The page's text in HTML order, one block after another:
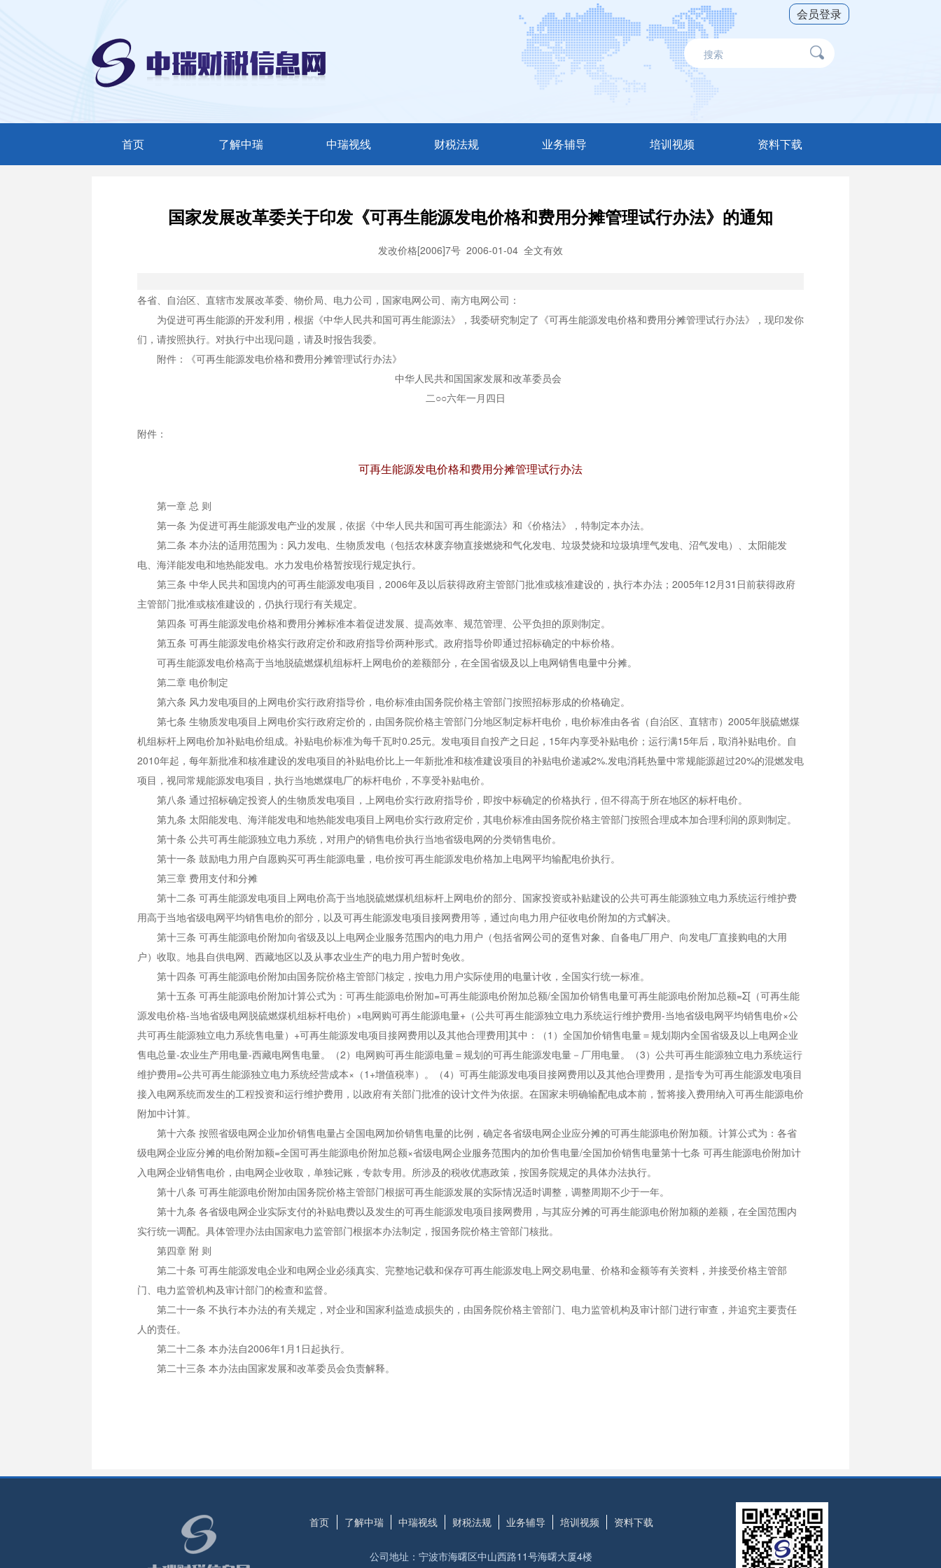
会员登录
首页 了解中瑞
服务范围
中瑞视线
中瑞动态
财税法规
财会法规
业务辅导
财税文苑
培训视频 资料下载
工具软件
国家发展改革委关于印发《可再生能源发电价格和费用分摊管理试行办法》的通知
发改价格[2006]7号 2006-01-04 全文有效
各省、自治区、直辖市发展改革委、物价局、电力公司，国家电网公司、南方电网公司：
为促进可再生能源的开发利用，根据《中华人民共和国可再生能源法》，我委研究制定了《可再生能源发电价格和费用分摊管理试行办法》，现印发你
们，请按照执行。对执行中出现问题，请及时报告我委。
附件：《可再生能源发电价格和费用分摊管理试行办法》
中华人民共和国国家发展和改革委员会
二○○六年一月四日
附件：
可再生能源发电价格和费用分摊管理试行办法
第一章 总 则
第一条 为促进可再生能源发电产业的发展，依据《中华人民共和国可再生能源法》和《价格法》，特制定本办法。
第二条 本办法的适用范围为：风力发电、生物质发电（包括农林废弃物直接燃烧和气化发电、垃圾焚烧和垃圾填埋气发电、沼气发电）、太阳能发
电、海洋能发电和地热能发电。水力发电价格暂按现行规定执行。
第三条 中华人民共和国境内的可再生能源发电项目，2006年及以后获得政府主管部门批准或核准建设的，执行本办法；2005年12月31日前获得政府
主管部门批准或核准建设的，仍执行现行有关规定。
第四条 可再生能源发电价格和费用分摊标准本着促进发展、提高效率、规范管理、公平负担的原则制定。
第五条 可再生能源发电价格实行政府定价和政府指导价两种形式。政府指导价即通过招标确定的中标价格。
可再生能源发电价格高于当地脱硫燃煤机组标杆上网电价的差额部分，在全国省级及以上电网销售电量中分摊。
第二章 电价制定
第六条 风力发电项目的上网电价实行政府指导价，电价标准由国务院价格主管部门按照招标形成的价格确定。
第七条 生物质发电项目上网电价实行政府定价的，由国务院价格主管部门分地区制定标杆电价，电价标准由各省（自治区、直辖市）2005年脱硫燃煤
机组标杆上网电价加补贴电价组成。补贴电价标准为每千瓦时0.25元。发电项目自投产之日起，15年内享受补贴电价；运行满15年后，取消补贴电价。自
2010年起，每年新批准和核准建设的发电项目的补贴电价比上一年新批准和核准建设项目的补贴电价递减2%.发电消耗热量中常规能源超过20%的混燃发电
项目，视同常规能源发电项目，执行当地燃煤电厂的标杆电价，不享受补贴电价。
第八条 通过招标确定投资人的生物质发电项目，上网电价实行政府指导价，即按中标确定的价格执行，但不得高于所在地区的标杆电价。
第九条 太阳能发电、海洋能发电和地热能发电项目上网电价实行政府定价，其电价标准由国务院价格主管部门按照合理成本加合理利润的原则制定。
第十条 公共可再生能源独立电力系统，对用户的销售电价执行当地省级电网的分类销售电价。
第十一条 鼓励电力用户自愿购买可再生能源电量，电价按可再生能源发电价格加上电网平均输配电价执行。
第三章 费用支付和分摊
第十二条 可再生能源发电项目上网电价高于当地脱硫燃煤机组标杆上网电价的部分、国家投资或补贴建设的公共可再生能源独立电力系统运行维护费
用高于当地省级电网平均销售电价的部分，以及可再生能源发电项目接网费用等，通过向电力用户征收电价附加的方式解决。
第十三条 可再生能源电价附加向省级及以上电网企业服务范围内的电力用户（包括省网公司的趸售对象、自备电厂用户、向发电厂直接购电的大用
户）收取。地县自供电网、西藏地区以及从事农业生产的电力用户暂时免收。
第十四条 可再生能源电价附加由国务院价格主管部门核定，按电力用户实际使用的电量计收，全国实行统一标准。
第十五条 可再生能源电价附加计算公式为：可再生能源电价附加=可再生能源电价附加总额/全国加价销售电量可再生能源电价附加总额=Σ[（可再生能
源发电价格-当地省级电网脱硫燃煤机组标杆电价）×电网购可再生能源电量+（公共可再生能源独立电力系统运行维护费用-当地省级电网平均销售电价×公
共可再生能源独立电力系统售电量）+可再生能源发电项目接网费用以及其他合理费用]其中：（1）全国加价销售电量＝规划期内全国省级及以上电网企业
售电总量-农业生产用电量-西藏电网售电量。（2）电网购可再生能源电量＝规划的可再生能源发电量－厂用电量。（3）公共可再生能源独立电力系统运行
维护费用=公共可再生能源独立电力系统经营成本×（1+增值税率）。（4）可再生能源发电项目接网费用以及其他合理费用，是指专为可再生能源发电项目
接入电网系统而发生的工程投资和运行维护费用，以政府有关部门批准的设计文件为依据。在国家未明确输配电成本前，暂将接入费用纳入可再生能源电价
附加中计算。
第十六条 按照省级电网企业加价销售电量占全国电网加价销售电量的比例，确定各省级电网企业应分摊的可再生能源电价附加额。计算公式为：各省
级电网企业应分摊的电价附加额=全国可再生能源电价附加总额×省级电网企业服务范围内的加价售电量/全国加价销售电量第十七条 可再生能源电价附加计
入电网企业销售电价，由电网企业收取，单独记账，专款专用。所涉及的税收优惠政策，按国务院规定的具体办法执行。
第十八条 可再生能源电价附加由国务院价格主管部门根据可再生能源发展的实际情况适时调整，调整周期不少于一年。
第十九条 各省级电网企业实际支付的补贴电费以及发生的可再生能源发电项目接网费用，与其应分摊的可再生能源电价附加额的差额，在全国范围内
实行统一调配。具体管理办法由国家电力监管部门根据本办法制定，报国务院价格主管部门核批。
第四章 附 则
第二十条 可再生能源发电企业和电网企业必须真实、完整地记载和保存可再生能源发电上网交易电量、价格和金额等有关资料，并接受价格主管部
门、电力监管机构及审计部门的检查和监督。
第二十一条 不执行本办法的有关规定，对企业和国家利益造成损失的，由国务院价格主管部门、电力监管机构及审计部门进行审查，并追究主要责任
人的责任。
第二十二条 本办法自2006年1月1日起执行。
第二十三条 本办法由国家发展和改革委员会负责解释。
首页 了解中瑞 中瑞视线 财税法规 业务辅导 培训视频 资料下载
公司地址：宁波市海曙区中山西路11号海曙大厦4楼